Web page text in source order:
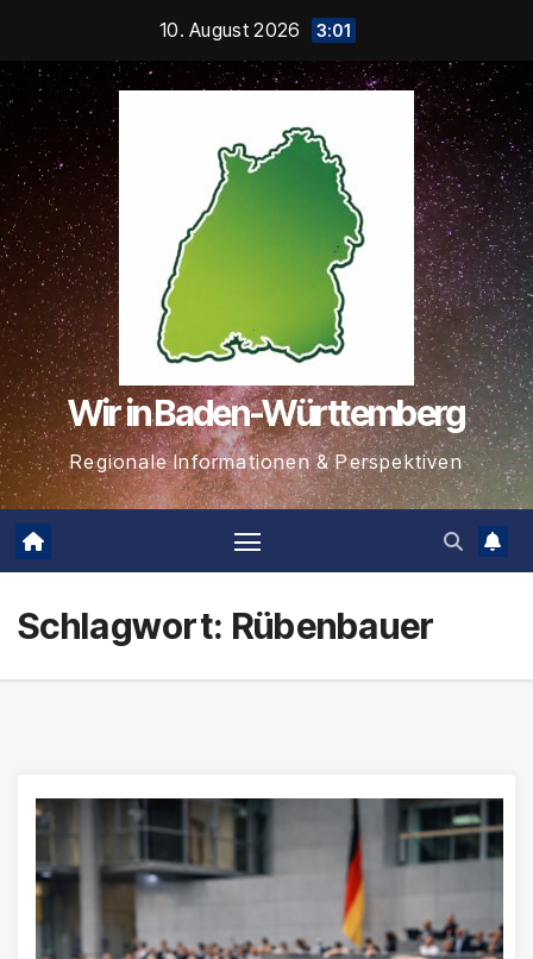
springen
10. August 2026 3:01
Wir in Baden-Württemberg
Regionale Informationen & Perspektiven
Schlagwort: Rübenbauer